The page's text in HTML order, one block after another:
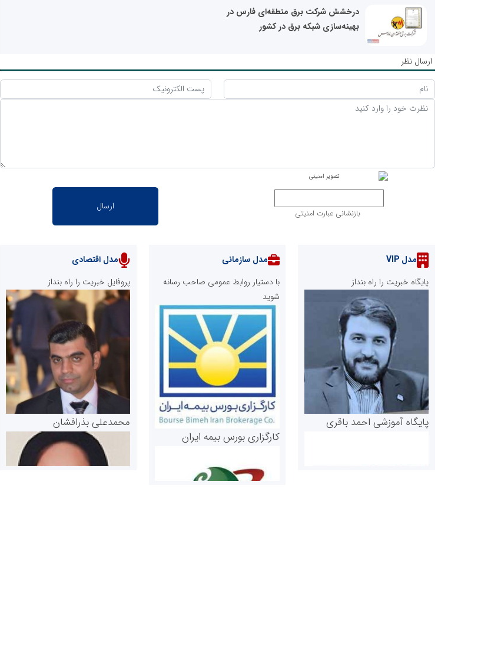
درخشش شرکت برق منطقه‌ای فارس در
بهینه‌سازی شبکه برق در کشور
ارسال نظر
بازنشانی عبارت امنیتی
مدل VIP
پایگاه خبریت را راه بنداز
پایگاه آموزشی احمد باقری
مدل سازمانی
با دستیار روابط عمومی صاحب رسانه
شوید
کارگزاری بورس بیمه ایران
مدل اقتصادی
پروفایل خبریت را راه بنداز
محمدعلی بذرافشان